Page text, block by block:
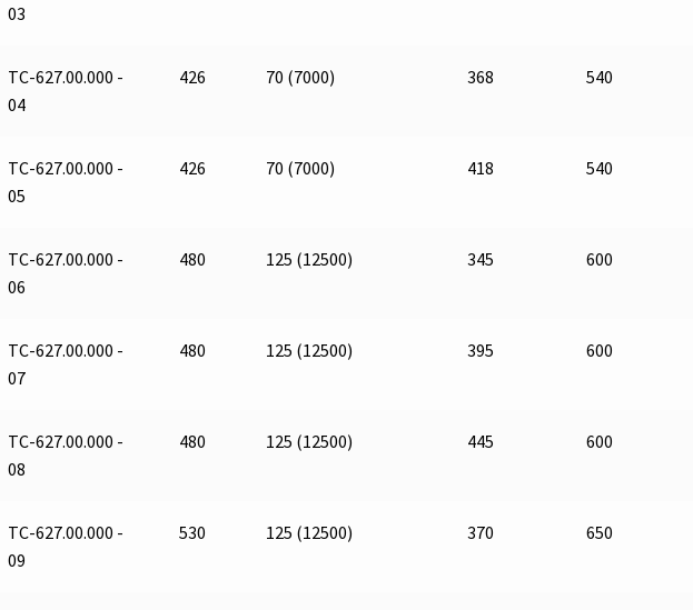
03
ТС-627.00.000 -
04
426 70 (7000) 368 540
ТС-627.00.000 -
05
426 70 (7000) 418 540
ТС-627.00.000 -
06
480 125 (12500) 345 600
ТС-627.00.000 -
07
480 125 (12500) 395 600
ТС-627.00.000 -
08
480 125 (12500) 445 600
ТС-627.00.000 -
09
530 125 (12500) 370 650